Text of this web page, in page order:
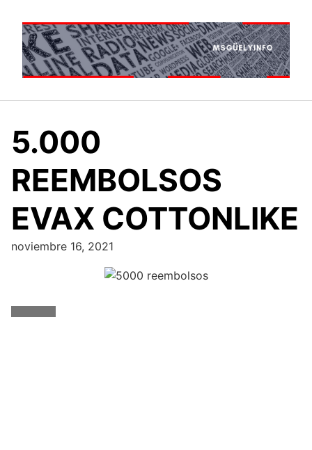
contenido
5.000
REEMBOLSOS
EVAX COTTONLIKE
noviembre 16, 2021